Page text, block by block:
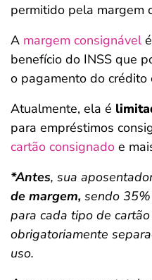
permitido pela margem
A margem consignávelé
benefício do INSS que
o pagamento do crédito
Atualmente, ela é
para empréstimos
cartão consignado e
*Antes, sua
de margem, sendo
para cada tipo de
obrigatoriamente
uso.